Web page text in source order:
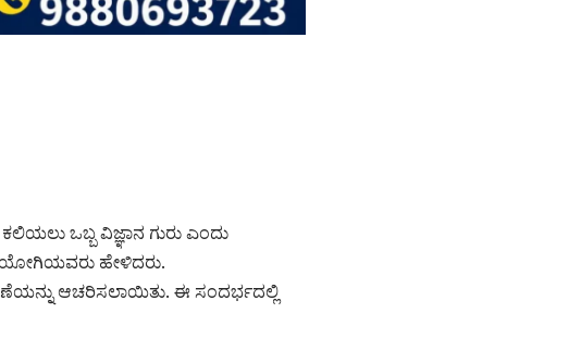
ಒಬ್ಬ ವಿಜ್ಞಾನ ಗುರು ಎಂದು
ಹೇಳಿದರು.
ಆಚರಿಸಲಾಯಿತು. ಈ ಸಂದರ್ಭದಲ್ಲಿ